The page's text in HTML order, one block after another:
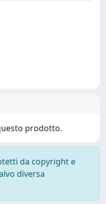
prodotto.
da copyright e
diversa